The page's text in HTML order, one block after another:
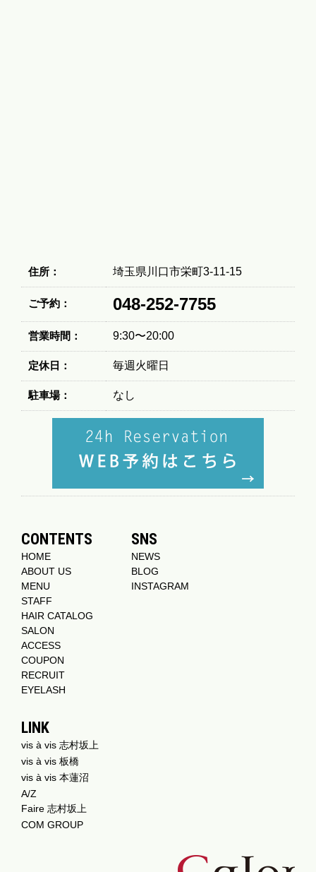
住所： 埼玉県川口市栄町3-11-15
ご予約： 048-252-7755
営業時間： 9:30〜20:00
定休日： 毎週火曜日
駐車場： なし
CONTENTS
HOME
ABOUT US
MENU
STAFF
HAIR CATALOG
SALON
ACCESS
COUPON
RECRUIT
EYELASH
SNS
NEWS
BLOG
INSTAGRAM
LINK
vis à vis 志村坂上
vis à vis 板橋
vis à vis 本蓮沼
A/Z
Faire 志村坂上
COM GROUP